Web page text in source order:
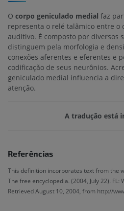
O corpo geniculado medial faz
representa o relé talâmico entre o
auditivo. É composto por diversos
distinguem pela morfologia e
conexões aferentes e eferentes e
codificação de seus neurônios.
geniculado medial influencia a
atenção.
A tradução está
Referências
This definition incorporates text from the
The free encyclopedia. (2004, July 22). FL:
Retrieved August 10, 2004, from http://